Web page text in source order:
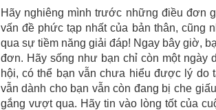
Hãy nghiêng mình trước những điều đơn
vấn đề phức tạp nhất của bản thân, cũng
qua sự tiềm năng giải đáp! Ngay bây giờ,
đơn. Hãy sống như bạn chỉ còn một ngày
hội, có thể bạn vẫn chưa hiểu được lý do
vẫn dành cho bạn vẫn còn đang bị che
gắng vượt qua. Hãy tin vào lòng tốt của